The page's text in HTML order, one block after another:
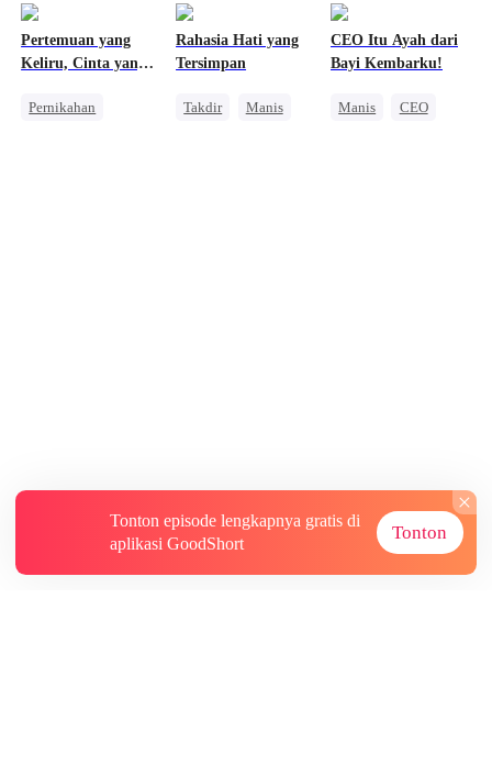
Wanita Kuat
Miliuner
Pertemuan yang
Keliru, Cinta yang
Pernikahan
Rahasia Hati yang
Tersimpan
Takdir
Manis
CEO Itu Ayah dari
Bayi Kembarku!
Manis
CEO
Tonton episode lengkapnya gratis di
aplikasi GoodShort
Tonton